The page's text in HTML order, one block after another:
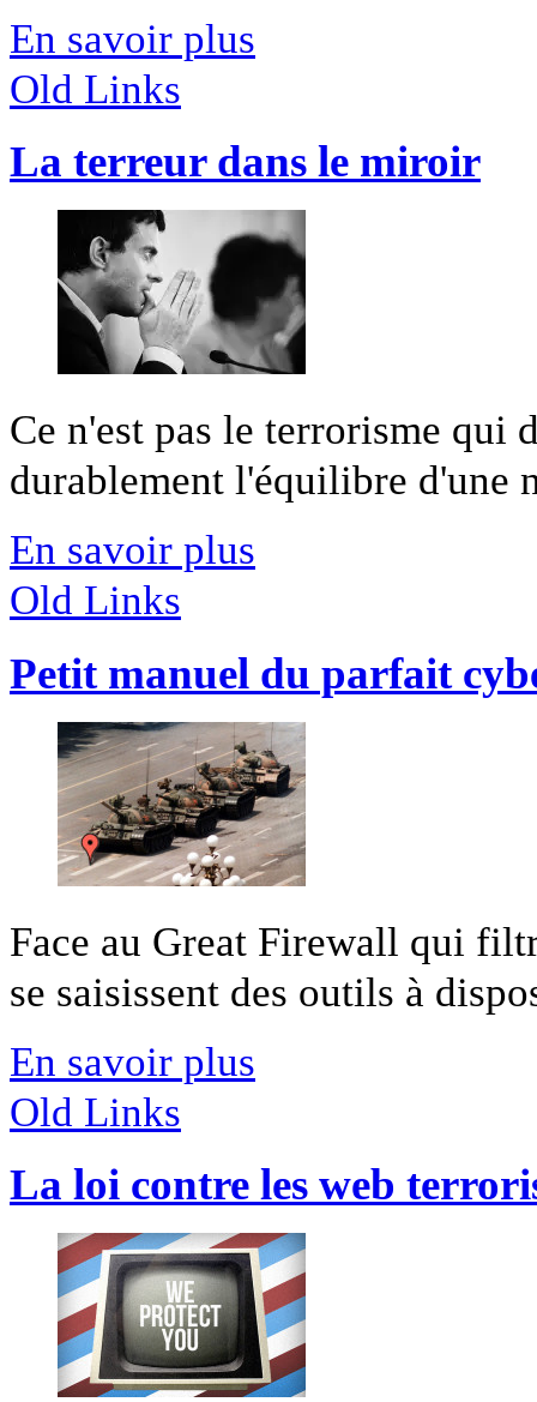
En savoir plus
Old Links
La terreur dans le miroir
Ce n'est pas le terrorisme qui
durablement l'équilibre d'une
En savoir plus
Old Links
Petit manuel du parfait
Face au Great Firewall qui
se saisissent des outils à
En savoir plus
Old Links
La loi contre les web